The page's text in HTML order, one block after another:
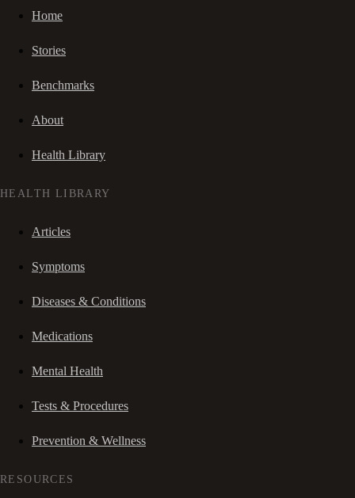
Home
Stories
Benchmarks
About
Health Library
HEALTH LIBRARY
Articles
Symptoms
Diseases & Conditions
Medications
Mental Health
Tests & Procedures
Prevention & Wellness
RESOURCES